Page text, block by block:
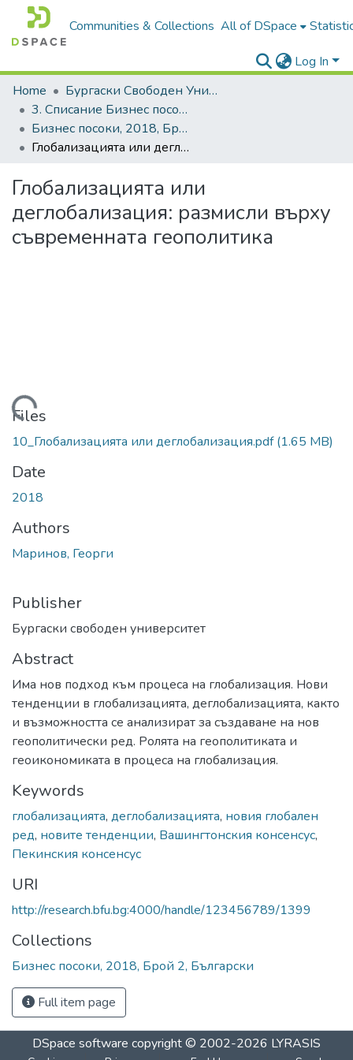
Communities & Collections All of DSpace
Log In
Home
Бургаски Свободен Университет | Burgas Free University
3. Списание Бизнес посоки | Journal of Business Research
Бизнес посоки, 2018, Брой 2, Български
Глобализацията или деглобализация: размисли върху съвременната геополитика
Глобализацията или
деглобализация: размисли върху
съвременната геополитика
Loading...
Files
10_Глобализацията или деглобализация.pdf(1.65 MB)
Date
2018
Authors
Маринов, Георги
Publisher
Бургаски свободен университет
Abstract
Има нов подход към процеса на глобализация. Нови
тенденции в глобализацията, деглобализацията, както
и възможността се анализират за създаване на нов
геополитически ред. Ролята на геополитиката и
геоикономиката в процеса на глобализация.
Keywords
глобализацията, деглобализацията, новия глобален
ред, новите тенденции, Вашингтонския консенсус,
Пекинския консенсус
URI
http://research.bfu.bg:4000/handle/123456789/1399
Collections
Бизнес посоки, 2018, Брой 2, Български
Full item page
DSpace software copyright © 2002-2026 LYRASIS